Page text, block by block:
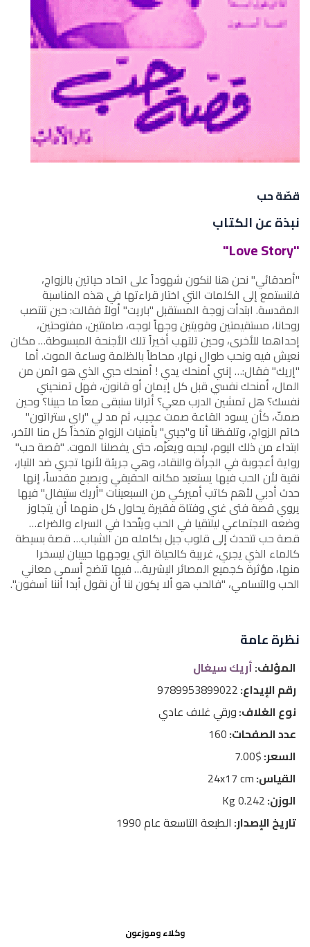
قصّة حب
نبذة عن الكتاب
"Love Story"
"أصدقائي" نحن هنا لنكون شهوداً على اتحاد حياتين بالزواج،
فلنستمع إلى الكلمات التي اختار قراءتها في هذه المناسبة
المقدسة. ابتدأت زوجة المستقبل "باريت" أولاً فقالت: حين تنتصب
روحانا، مستقيمتين وقويتين وجهاً لوجه، صامتتين، مفتوحتين،
إحداهما للأخرى، وحين تلتهب أخيراً تلك الأجنحة المبسوطة… مكان
نعيش فيه ونحب طوال نهار، محاطاً بالظلمة وساعة الموت. أما
"إريك" فقال:… إنني أمنحك يدي ! أمنحك حبي الذي هو اثمن من
المال، أمنحك نفسي قبل كل إيمان أو قانون، فهل تمنحيني
نفسك؟ هل تمشين الدرب معي؟ أترانا سنبقى معاً ما حيينا؟ وحين
صمتّ، كأن يسود القاعة صمت عجيب، ثم مد لي "راي ستراتون"
خاتم الزواج، وتلفظنا أنا و"جيني" بأمنيات الزواج متخذاً كل منا الآخر،
ابتداء من ذلك اليوم، ليحبه ويعزّه، حتى يفصلنا الموت. "قصة حب"
رواية أعجوبة في الجرأة والنقاد، وهي جريئة لأنها تجري ضد التيار،
نقية لأن الحب فيها يستعيد مكانه الحقيقي ويصبح مقدساً، إنها
حدث أدبي لأهم كاتب أميركي من السبعينات "أريك ستيفال" فيها
يروي قصة فتى غني وفتاة فقيرة يحاول كل منهما أن يتجاوز
وضعه الاجتماعي ليلتقيا في الحب ويتّحدا في السراء والضراء…
قصة حب تتحدث إلى قلوب جيل بكامله من الشباب… قصة بسيطة
كالماء الذي يجري، غريبة كالحياة التي يوجهها حبيبان ليسخرا
منها، مؤثرة كجميع المصائر البشرية… فيها تتضح أسمى معاني
الحب والتسامي، "فالحب هو ألا يكون لنا أن نقول أبدا أننا آسفون".
نظرة عامة
المؤلف:أريك سيغال
رقم الإيداع:9789953899022
نوع الغلاف:ورقي غلاف عادي
عدد الصفحات:160
السعر:$7.00
القياس:24x17 cm
الوزن:0.242 Kg
تاريخ الإصدار: الطبعة التاسعة عام 1990
وكلاء وموزعون